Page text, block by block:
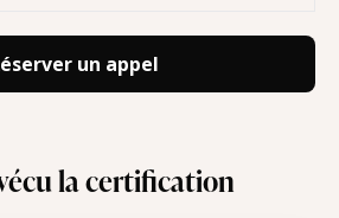
un appel
la certification